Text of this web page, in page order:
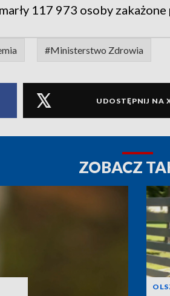
117 973 osoby zakażone
#Ministerstwo Zdrowia
UDOSTĘPNIJ NA
ZOBACZ